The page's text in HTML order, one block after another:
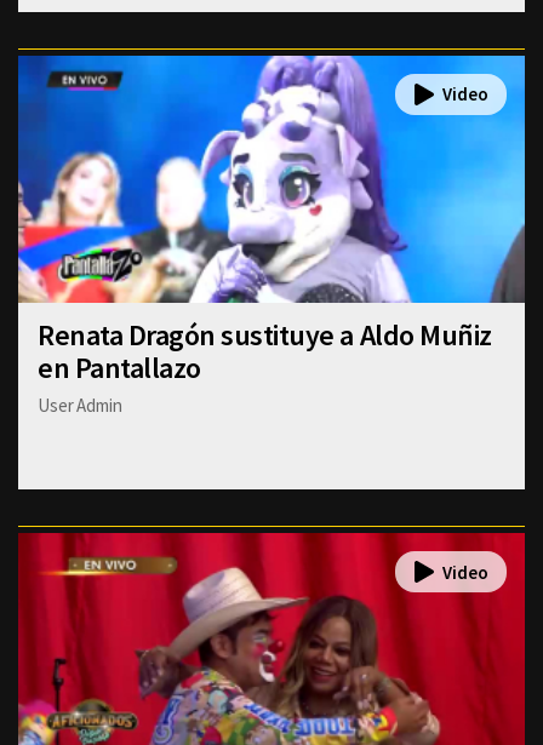
Renata Dragón sustituye a Aldo Muñiz
en Pantallazo
User Admin